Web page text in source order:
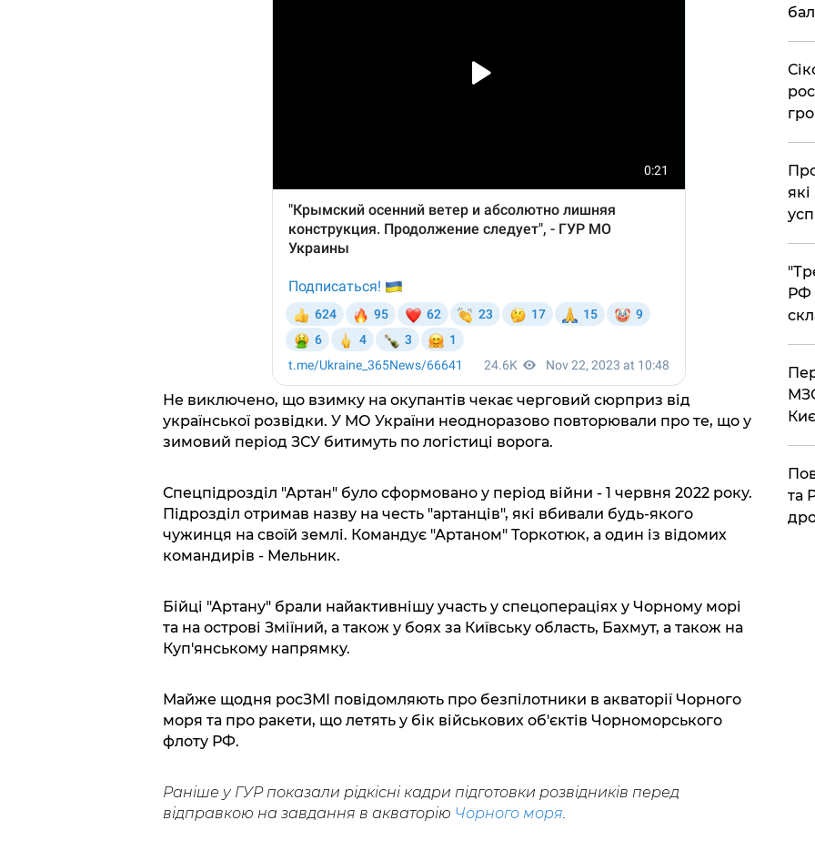
Не виключено, що взимку на окупантів чекає черговий сюрприз від
української розвідки. У МО України неодноразово повторювали про те, що у
зимовий період ЗСУ битимуть по логістиці ворога.
Спецпідрозділ "Артан" було сформовано у період війни - 1 червня 2022 року.
Підрозділ отримав назву на честь "артанців", які вбивали будь-якого
чужинця на своїй землі. Командує "Артаном" Торкотюк, а один із відомих
командирів - Мельник.
Бійці "Артану" брали найактивнішу участь у спецопераціях у Чорному морі
та на острові Зміїний, а також у боях за Київську область, Бахмут, а також на
Куп'янському напрямку.
Майже щодня росЗМІ повідомляють про безпілотники в акваторії Чорного
моря та про ракети, що летять у бік військових об'єктів Чорноморського
флоту РФ.
Раніше у ГУР показали рідкісні кадри підготовки розвідників перед
відправкою на завдання в акваторію Чорного моря
РФ
та